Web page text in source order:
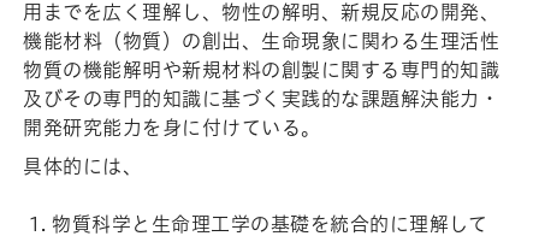
用までを広く理解し、物性の解明、新規反応の開発、
機能材料（物質）の創出、生命現象に関わる生理活性
物質の機能解明や新規材料の創製に関する専門的知識
及びその専門的知識に基づく実践的な課題解決能力・
開発研究能力を身に付けている。
具体的には、
物質科学と生命理工学の基礎を統合的に理解して